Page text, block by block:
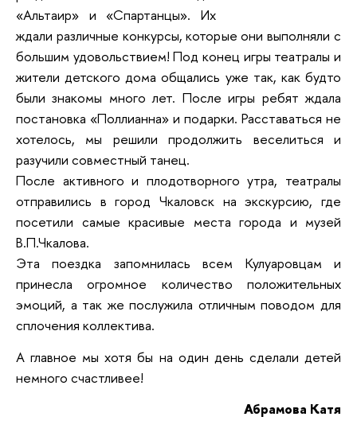
«Альтаир» и «Спартанцы». Их
ждали различные конкурсы, которые они выполняли с
большим удовольствием! Под конец игры театралы и
жители детского дома общались уже так, как будто
были знакомы много лет. После игры ребят ждала
постановка «Поллианна» и подарки. Расставаться не
хотелось, мы решили продолжить веселиться и
разучили совместный танец.
После активного и плодотворного утра, театралы
отправились в город Чкаловск на экскурсию, где
посетили самые красивые места города и музей
В.П.Чкалова.
Эта поездка запомнилась всем Кулуаровцам и
принесла огромное количество положительных
эмоций, а так же послужила отличным поводом для
сплочения коллектива.
А главное мы хотя бы на один день сделали детей
немного счастливее!
Абрамова Катя